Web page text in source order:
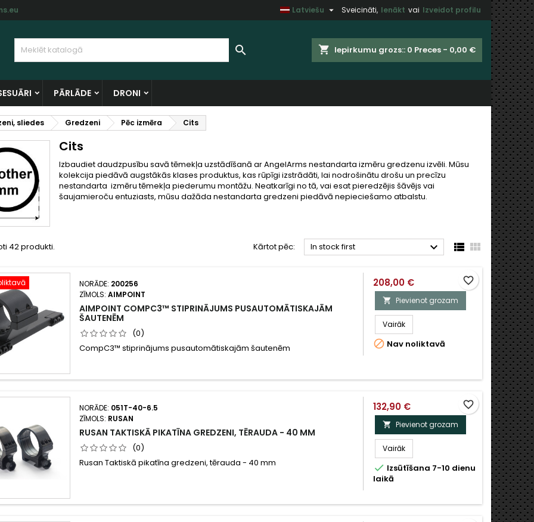
Sveicināti, Ienākt vai Izveidot profilu
Latviešu 
shopping_cart Iepirkumu grozs:: 0 Preces - 0,00 €

PĀRLĀDE DRONI
sliedes Gredzeni Pēc izmēra Cits
Cits
Izbaudiet daudzpusību savā tēmekļa uzstādīšanā ar AngelArms nestandarta izmēru gredzenu izvēli. Mūsu
kolekcija piedāvā augstākās klases produktus, kas rūpīgi izstrādāti, lai nodrošinātu drošu un precīzu
nestandarta izmēru tēmekļa piederumu montāžu. Neatkarīgi no tā, vai esat pieredzējis šāvējs vai
šaujamieroču entuziasts, mūsu dažāda nestandarta gredzeni piedāvā nepieciešamo atbalstu.
42 produkti. Kārtot pēc: In stock first   
NORĀDE: 200256
ZĪMOLS:AIMPOINT
AIMPOINT COMPC3™ STIPRINĀJUMS PUSAUTOMĀTISKAJĀM
ŠAUTENĒM
(0)
CompC3™ stiprinājums pusautomātiskajām šautenēm
208,00 €
 Pievienot grozam
Vairāk
 Nav noliktavā
favorite_border
NORĀDE: 051T-40-6.5
ZĪMOLS: RUSAN
RUSAN TAKTISKĀ PIKATĪNA GREDZENI, TĒRAUDA - 40 MM
(0)
Rusan Taktiskā pikatīna gredzeni, tērauda - 40 mm
132,90 €
 Pievienot grozam
Vairāk
 Izsūtīšana 7-10 dienu
laikā
favorite_border
wishlists
Create new list
vēlmju sarakstu
Atsaukt Izveidot vēlmju sarakstu
jābūt jāienāk savā kontā, lai saglabātu produktus vēlmju
Atsaukt